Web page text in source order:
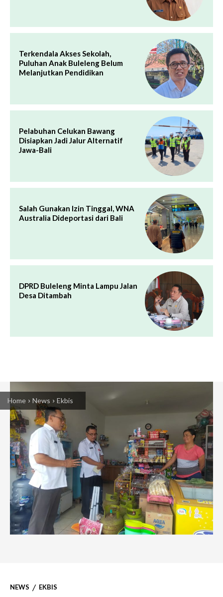
Terkendala Akses Sekolah,
Puluhan Anak Buleleng Belum
Melanjutkan Pendidikan
Pelabuhan Celukan Bawang
Disiapkan Jadi Jalur Alternatif
Jawa-Bali
Salah Gunakan Izin Tinggal, WNA
Australia Dideportasi dari Bali
DPRD Buleleng Minta Lampu Jalan
Desa Ditambah